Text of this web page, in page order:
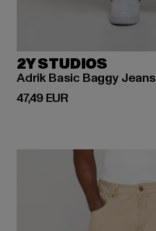
2Y STUDIOS
Adrik Basic Baggy Jeans
47,49 EUR
Derzeitiger Preis: 47,49 EUR